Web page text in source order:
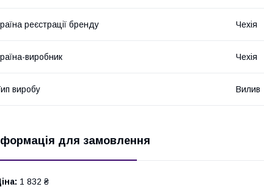
реєстрації бренду Чехія
виробник Чехія
виробу Вилив
для замовлення
1 832 ₴